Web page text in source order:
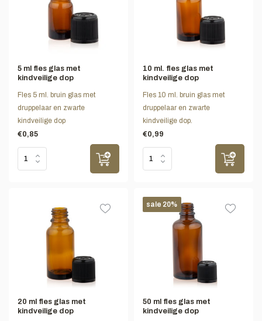
5 ml fles glas met
kindveilige dop
Fles 5 ml. bruin glas met
druppelaar en zwarte
kindveilige dop
€0,85
10 ml. fles glas met
kindveilige dop
Fles 10 ml. bruin glas met
druppelaar en zwarte
kindveilige dop.
€0,99
20 ml fles glas met
kindveilige dop
sale 20%
50 ml fles glas met
kindveilige dop